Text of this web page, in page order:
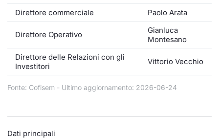
Direttore commerciale
Paolo Arata
Direttore Operativo
Gianluca
Montesano
Direttore delle Relazioni con gli
Investitori
Vittorio Vecchio
Fonte: Cofisem - Ultimo aggiornamento: 2026-06-24
Dati principali